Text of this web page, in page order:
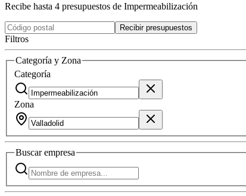
Recibe hasta 4 presupuestos de Impermeabilización
Recibir presupuestos
Filtros
Categoría y Zona
Categoría
Zona
Buscarempresa